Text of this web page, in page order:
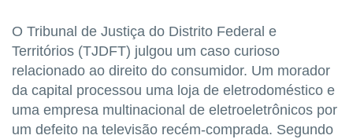
O Tribunal de Justiça do Distrito Federal e
Territórios (TJDFT) julgou um caso curioso
relacionado ao direito do consumidor. Um morador
da capital processou uma loja de eletrodoméstico e
uma empresa multinacional de eletroeletrônicos por
um defeito na televisão recém-comprada. Segundo